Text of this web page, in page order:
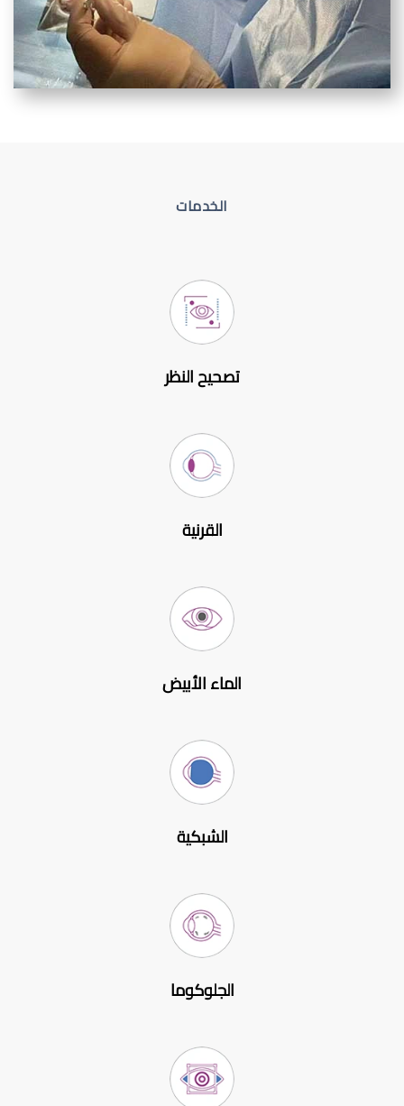
الخدمات
تصحيح النظر
القرنية
الماء الأبيض
الشبكية
الجلوكوما